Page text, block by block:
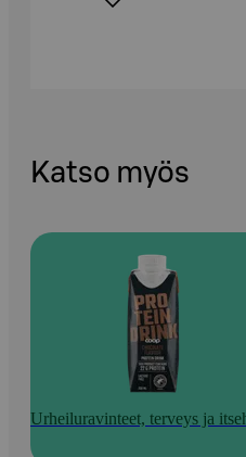
Katso myös
Urheiluravinteet, terveys ja